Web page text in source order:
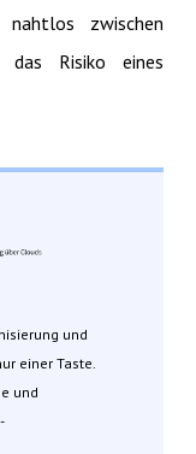
nahtlos zwischen
das Risiko eines
und
einer Taste.
und